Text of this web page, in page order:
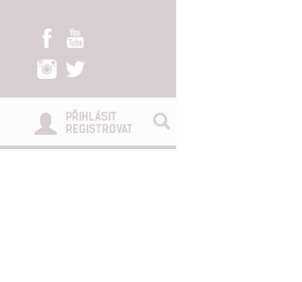
PŘIHLÁSIT
REGISTROVAT